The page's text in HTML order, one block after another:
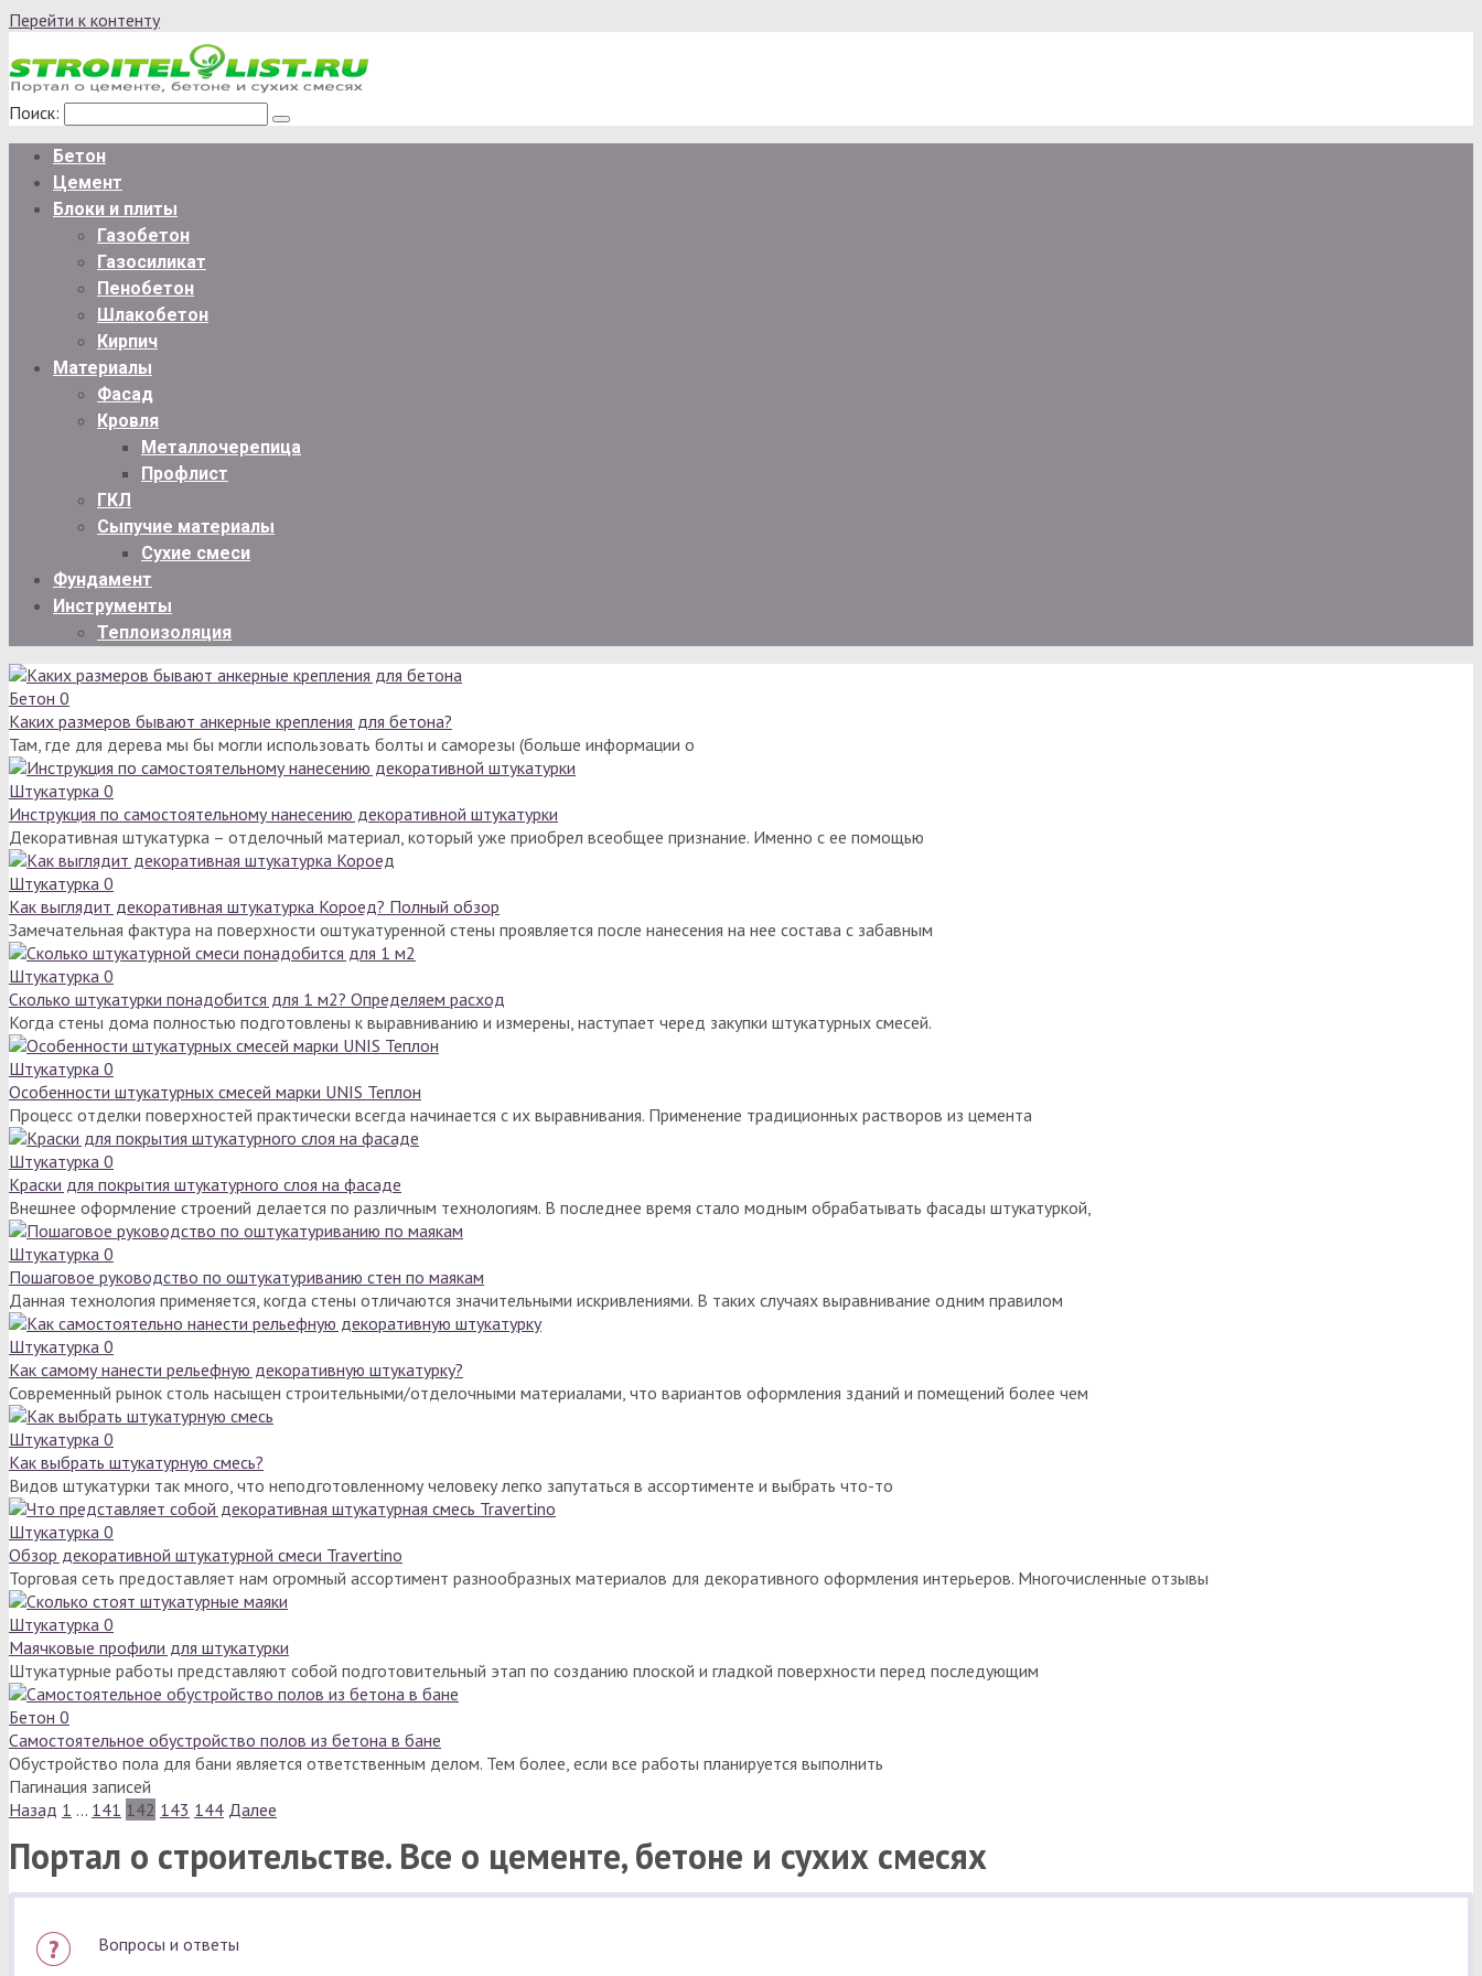
Перейти к контенту
Поиск:
Бетон
Цемент
Блоки и плиты
Газобетон
Газосиликат
Пенобетон
Шлакобетон
Кирпич
Материалы
Фасад
Кровля
Металлочерепица
Профлист
ГКЛ
Сыпучие материалы
Сухие смеси
Фундамент
Инструменты
Теплоизоляция
Бетон 0
Каких размеров бывают анкерные крепления для бетона?
Там, где для дерева мы бы могли использовать болты и саморезы (больше информации о
Штукатурка 0
Инструкция по самостоятельному нанесению декоративной штукатурки
Декоративная штукатурка – отделочный материал, который уже приобрел всеобщее признание. Именно с ее помощью
Штукатурка 0
Как выглядит декоративная штукатурка Короед? Полный обзор
Замечательная фактура на поверхности оштукатуренной стены проявляется после нанесения на нее состава с забавным
Штукатурка 0
Сколько штукатурки понадобится для 1 м2? Определяем расход
Когда стены дома полностью подготовлены к выравниванию и измерены, наступает черед закупки штукатурных смесей.
Штукатурка 0
Особенности штукатурных смесей марки UNIS Теплон
Процесс отделки поверхностей практически всегда начинается с их выравнивания. Применение традиционных растворов из цемента
Штукатурка 0
Краски для покрытия штукатурного слоя на фасаде
Внешнее оформление строений делается по различным технологиям. В последнее время стало модным обрабатывать фасады штукатуркой,
Штукатурка 0
Пошаговое руководство по оштукатуриванию стен по маякам
Данная технология применяется, когда стены отличаются значительными искривлениями. В таких случаях выравнивание одним правилом
Штукатурка 0
Как самому нанести рельефную декоративную штукатурку?
Современный рынок столь насыщен строительными/отделочными материалами, что вариантов оформления зданий и помещений более чем
Штукатурка 0
Как выбрать штукатурную смесь?
Видов штукатурки так много, что неподготовленному человеку легко запутаться в ассортименте и выбрать что-то
Штукатурка 0
Обзор декоративной штукатурной смеси Travertino
Торговая сеть предоставляет нам огромный ассортимент разнообразных материалов для декоративного оформления интерьеров. Многочисленные отзывы
Штукатурка 0
Маячковые профили для штукатурки
Штукатурные работы представляют собой подготовительный этап по созданию плоской и гладкой поверхности перед последующим
Бетон 0
Самостоятельное обустройство полов из бетона в бане
Обустройство пола для бани является ответственным делом. Тем более, если все работы планируется выполнить
Пагинация записей
Назад 1 … 141 142 143 144 Далее
Портал о строительстве. Все о цементе, бетоне и сухих смесях
Вопросы и ответы